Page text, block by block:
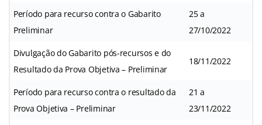
Período para recurso contra o Gabarito
Preliminar
25 a
27/10/2022
Divulgação do Gabarito pós-recursos e do
Resultado da Prova Objetiva – Preliminar
18/11/2022
Período para recurso contra o resultado da
Prova Objetiva – Preliminar
21 a
23/11/2022